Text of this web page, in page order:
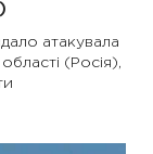
атакувала
(Росія),